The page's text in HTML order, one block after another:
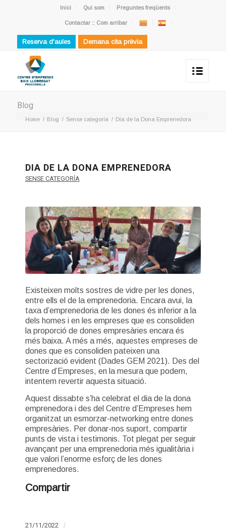
Inici Qui som Preguntes freqüents
Contactar :: Com arribar
Reserva d'aules Demana cita prèvia
Blog
Home / Blog / Sense categoría / Dia de la Dona Emprenedora
DIA DE LA DONA EMPRENEDORA
SENSE CATEGORÍA
Existeixen molts sostres de vidre per les dones,
entre ells el de la emprenedoria. Encara avui, la
taxa d’emprenedoria de les dones és inferior a la
dels homes i en les empreses que es consoliden
la proporció de dones empresàries encara és
més baixa. A més a més, aquestes empreses de
dones que es consoliden pateixen una
sectorizació evident (Dades GEM 2021). Des del
Centre d’Empreses, en la mesura que podem,
intentem revertir aquesta situació.
Aquest dissabte s’ha celebrat el dia de la dona
emprenedora i des del Centre d’Empreses hem
organitzat un esmorzar-networking entre dones
empresàries. Per donar-nos suport, compartir
punts de vista i testimonis. Tot plegat per seguir
avançant per una emprenedoria més igualitària i
que valori l’enorme esforç de les dones
emprenedores.
Compartir
21/11/2022 /